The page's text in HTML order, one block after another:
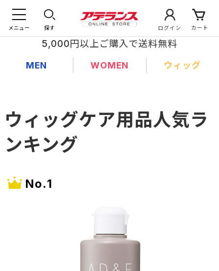
メニュー 探す ログイン カート
5,000円以上ご購入で送料無料
MEN WOMEN ウィッグ
ウィッグケア用品人気ラ
ンキング
1